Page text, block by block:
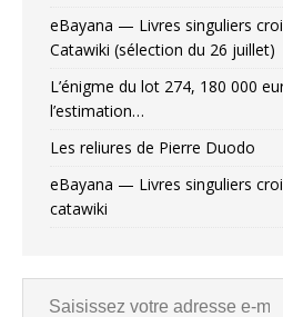
eBayana — Livres singuliers
Catawiki (sélection du 26 juillet)
L’énigme du lot 274, 180 000
l’estimation…
Les reliures de Pierre Duodo
eBayana — Livres singuliers
catawiki